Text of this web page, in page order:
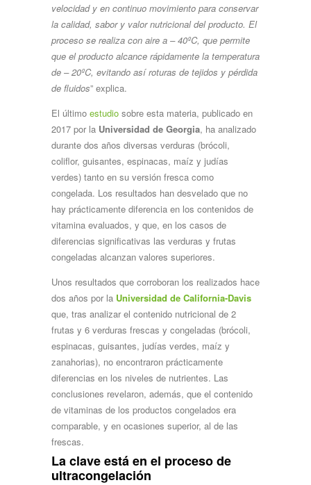
velocidad y en continuo movimiento para conservar
la calidad, sabor y valor nutricional del producto. El
proceso se realiza con aire a – 40ºC, que permite
que el producto alcance rápidamente la temperatura
de – 20ºC, evitando así roturas de tejidos y pérdida
de fluidos” explica.
El último estudio sobre esta materia, publicado en
2017 por la Universidad de Georgia, ha analizado
durante dos años diversas verduras (brócoli,
coliflor, guisantes, espinacas, maíz y judías
verdes) tanto en su versión fresca como
congelada. Los resultados han desvelado que no
hay prácticamente diferencia en los contenidos de
vitamina evaluados, y que, en los casos de
diferencias significativas las verduras y frutas
congeladas alcanzan valores superiores.
Unos resultados que corroboran los realizados hace
dos años por la Universidad de California-Davis
que, tras analizar el contenido nutricional de 2
frutas y 6 verduras frescas y congeladas (brócoli,
espinacas, guisantes, judías verdes, maíz y
zanahorias), no encontraron prácticamente
diferencias en los niveles de nutrientes. Las
conclusiones revelaron, además, que el contenido
de vitaminas de los productos congelados era
comparable, y en ocasiones superior, al de las
frescas.
La clave está en el proceso de
ultracongelación